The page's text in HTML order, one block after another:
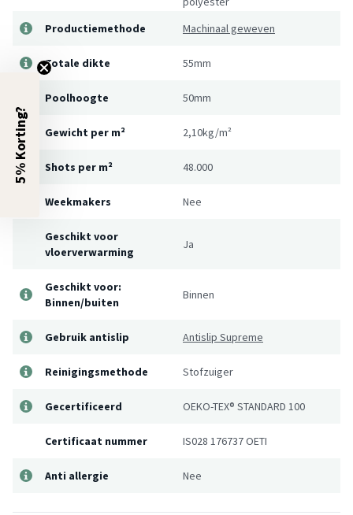
Productiemethode
Machinaal geweven
Totale dikte 55mm
Poolhoogte 50mm
Gewicht per m² 2,10kg/m²
Shots per m² 48.000
Weekmakers Nee
Geschikt voor
vloerverwarming
Ja
Geschikt voor:
Binnen/buiten
Binnen
Gebruik antislip Antislip Supreme
Reinigingsmethode Stofzuiger
Gecertificeerd OEKO-TEX® STANDARD 100
Certificaat nummer IS028 176737 OETI
Anti allergie Nee
5% Korting?